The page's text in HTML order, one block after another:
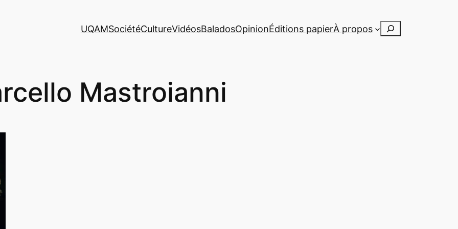
UQAMSociétéCultureVidéosBaladosOpinionÉditions papierÀ propos Rechercher
Mastroianni